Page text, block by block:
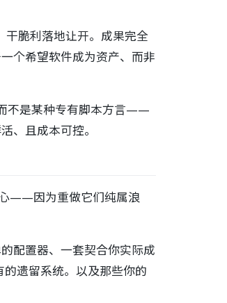
脆利落地让开。成果完全
个希望软件成为资产、而非
不是某种专有脚本方言——
、且成本可控。
——因为重做它们纯属浪
配置器、一套契合你实际成
遗留系统。以及那些你的